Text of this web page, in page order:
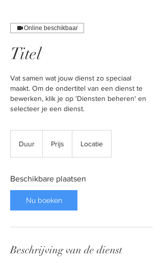
Online beschikbaar
Titel
Vat samen wat jouw dienst zo speciaal
maakt. Om de ondertitel van een dienst te
bewerken, klik je op 'Diensten beheren' en
selecteer je een dienst.
Duur Prijs Locatie
Beschikbare plaatsen
Nu boeken
Beschrijving van de dienst